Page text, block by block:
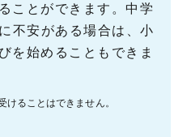
ことができます。中学
不安がある場合は、小
を始めることもできま
ることはできません。